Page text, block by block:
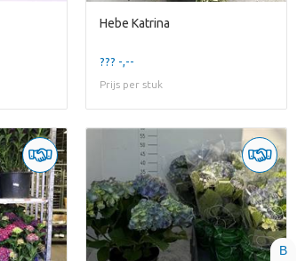
B
Hebe Katrina
??? -,--
Prijs per stuk